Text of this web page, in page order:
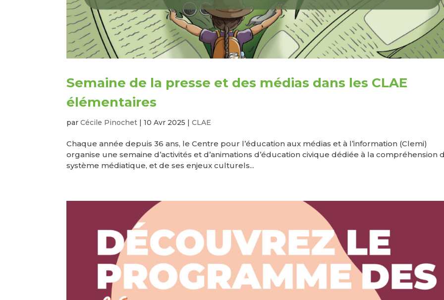
Semaine de la presse et des médias dans les CLAE
élémentaires
parCécile Pinochet |10 Avr 2025 |CLAE
Chaque année depuis 36 ans, le Centre pour l’éducation aux médias et à l’information (Clemi)
organise une semaine d’activités et d’animations d’éducation civique dédiée à la compréhension
système médiatique, et de ses enjeux culturels...